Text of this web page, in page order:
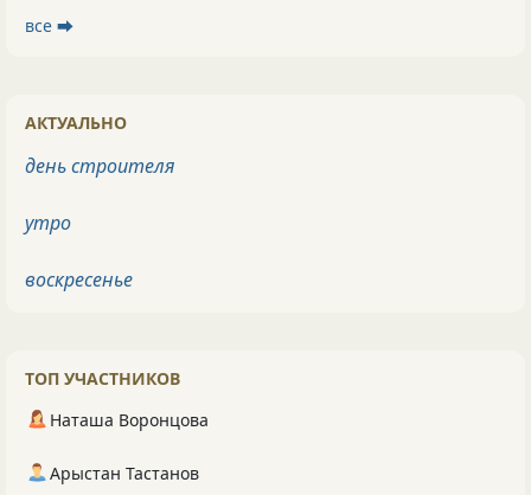
все ⮕
АКТУАЛЬНО
день строителя
утро
воскресенье
ТОП УЧАСТНИКОВ
Наташа Воронцова
Арыстан Тастанов